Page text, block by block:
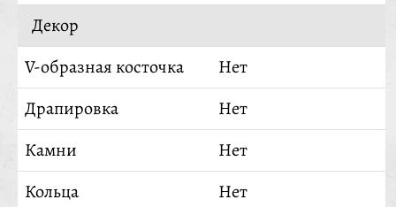
Декор
V-образная косточка
Нет
Драпировка
Нет
Камни
Нет
Кольца
Нет